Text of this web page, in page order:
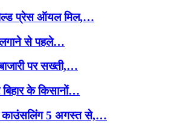
प्रेस ऑयल मिल,…
से पहले…
पर सख्ती,…
के किसानों…
काउंसलिंग 5 अगस्त से,…